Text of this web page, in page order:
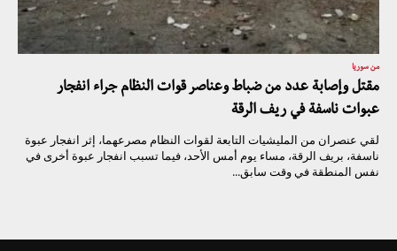
من سوريا
مقتل وإصابة عدد من ضباط وعناصر قوات النظام جراء انفجار
عبوات ناسفة في ريف الرقة
لقي عنصران من المليشيات التابعة لقوات النظام مصرعهما، إثر انفجار عبوة
ناسفة، بريف الرقة، مساء يوم أمس الأحد، فيما تسبب انفجار عبوة أخرى في
نفس المنطقة في وقت سابق...